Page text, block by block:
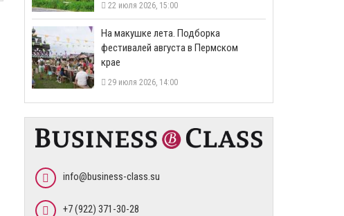
22 июля 2026, 15:00
На макушке лета. Подборка
фестивалей августа в Пермском
крае
29 июля 2026, 14:00
info@business-class.su
+7 (922) 371-30-28